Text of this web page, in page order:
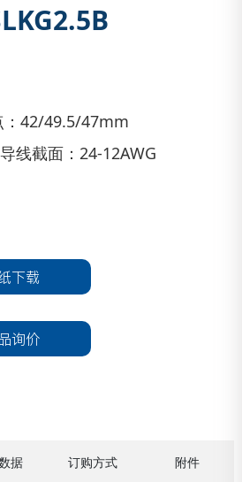
：42/49.5/47mm
导线截面：24-12AWG
下载
询价
据 订购方式 附件